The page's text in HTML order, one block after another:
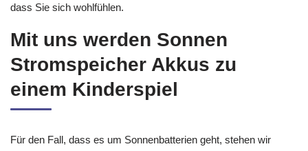
dass Sie sich wohlfühlen.
Mit uns werden Sonnen
Stromspeicher Akkus zu
einem Kinderspiel
Für den Fall, dass es um Sonnenbatterien geht, stehen wir